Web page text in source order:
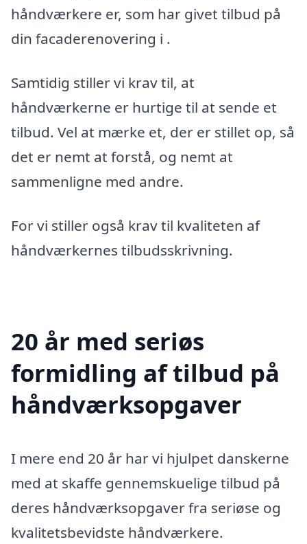
håndværkere er, som har givet tilbud på
din facaderenovering i .
Samtidig stiller vi krav til, at
håndværkerne er hurtige til at sende et
tilbud. Vel at mærke et, der er stillet op, så
det er nemt at forstå, og nemt at
sammenligne med andre.
For vi stiller også krav til kvaliteten af
håndværkernes tilbudsskrivning.
20 år med seriøs
formidling af tilbud på
håndværksopgaver
I mere end 20 år har vi hjulpet danskerne
med at skaffe gennemskuelige tilbud på
deres håndværksopgaver fra seriøse og
kvalitetsbevidste håndværkere.